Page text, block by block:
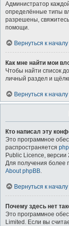
Администратор
определённые типы
разрешены,
помощи.
Вернуться к началу
Как мне найти мои
Чтобы найти список
личный раздел и
Вернуться к началу
Кто написал эту
Это программное
распространяется
Public Licence,
Для получения более
About phpBB.
Вернуться к началу
Почему здесь нет
Это программное
Limited. Если вы